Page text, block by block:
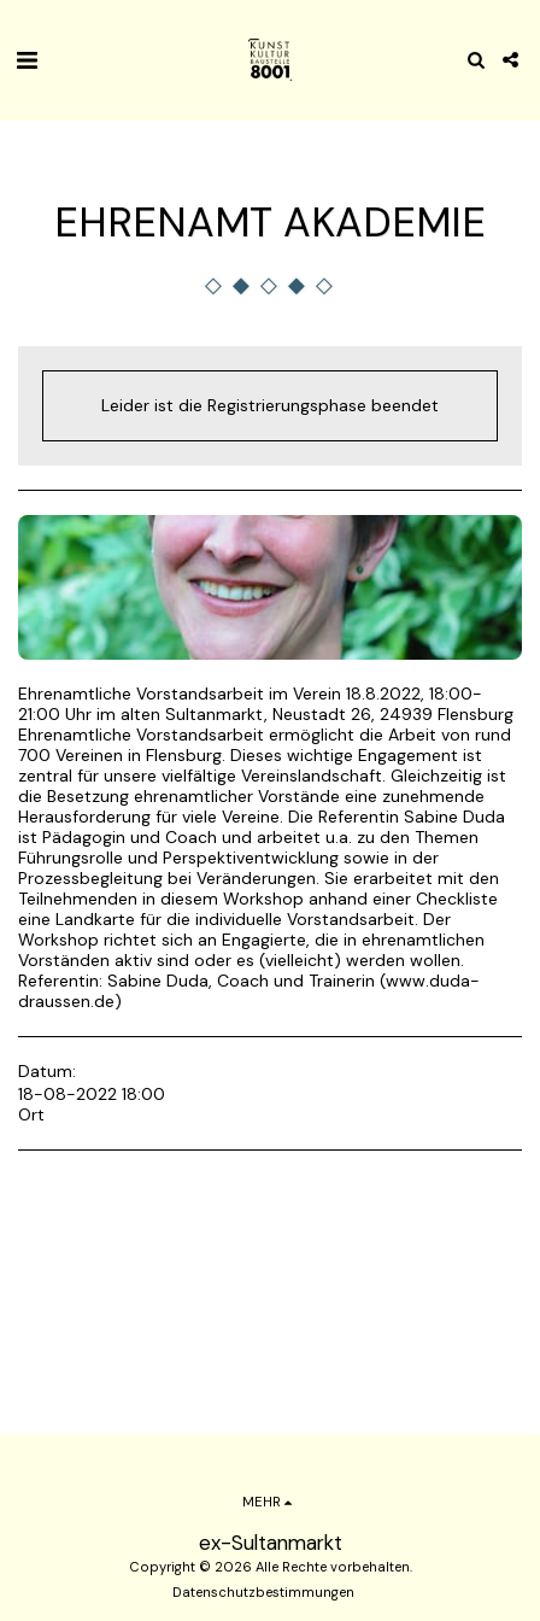
EHRENAMT AKADEMIE
Leider ist die Registrierungsphase beendet
Ehrenamtliche Vorstandsarbeit im Verein 18.8.2022, 18:00-
21:00 Uhr im alten Sultanmarkt, Neustadt 26, 24939 Flensburg
Ehrenamtliche Vorstandsarbeit ermöglicht die Arbeit von rund
700 Vereinen in Flensburg. Dieses wichtige Engagement ist
zentral für unsere vielfältige Vereinslandschaft. Gleichzeitig ist
die Besetzung ehrenamtlicher Vorstände eine zunehmende
Herausforderung für viele Vereine. Die Referentin Sabine Duda
ist Pädagogin und Coach und arbeitet u.a. zu den Themen
Führungsrolle und Perspektiventwicklung sowie in der
Prozessbegleitung bei Veränderungen. Sie erarbeitet mit den
Teilnehmenden in diesem Workshop anhand einer Checkliste
eine Landkarte für die individuelle Vorstandsarbeit. Der
Workshop richtet sich an Engagierte, die in ehrenamtlichen
Vorständen aktiv sind oder es (vielleicht) werden wollen.
Referentin: Sabine Duda, Coach und Trainerin (www.duda-
draussen.de)
Datum:
18-08-2022 18:00
Ort
ex-Sultanmarkt
Copyright © 2026 Alle Rechte vorbehalten.
Datenschutzbestimmungen
MEHR